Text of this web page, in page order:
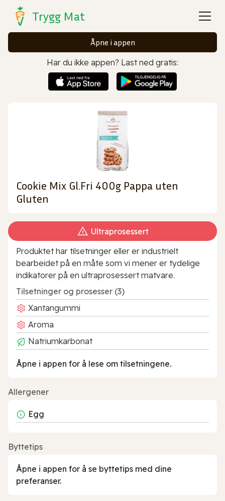
Trygg Mat
Åpne i appen
Har du ikke appen? Last ned gratis:
Cookie Mix Gl.Fri 400g Pappa uten
Gluten
Ultraprosessert
Produktet har tilsetninger eller er industrielt
bearbeidet på en måte som vi mener er tydelige
indikatorer på en ultraprosessert matvare.
Tilsetninger og prosesser (3)
Xantangummi
Aroma
Natriumkarbonat
Åpne i appen for å lese om tilsetningene.
Allergener
Egg
Byttetips
Åpne i appen for å se byttetips med dine
preferanser.